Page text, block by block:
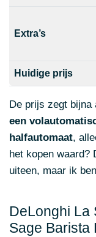
Extra’s
Huidige prijs
De prijs zegt
een
halfautomaat,
het kopen waard?
uiteen, maar ik
DeLonghi La
Sage Barista